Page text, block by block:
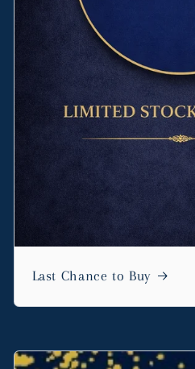
Last Chance to Buy